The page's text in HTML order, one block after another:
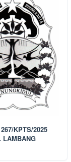
KPTS/2025
LAMBANG